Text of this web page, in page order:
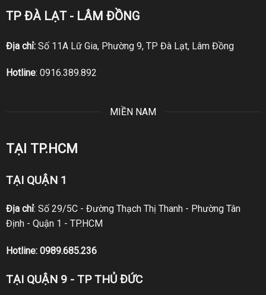
TP ĐÀ LẠT - LÂM ĐỒNG
Địa chỉ:Số 11A Lữ Gia, Phường 9, TP Đà Lạt, Lâm Đồng
Hotline: 0916.389.892
MIỀN NAM
TẠI TP.HCM
TẠI QUẬN 1
Địa chỉ: Số 29/5C - Đường Thạch Thị Thanh - Phường Tân
Định - Quận 1 - TP.HCM
Hotline: 0989.685.236
TẠI QUẬN 9 - TP THỦ ĐỨC